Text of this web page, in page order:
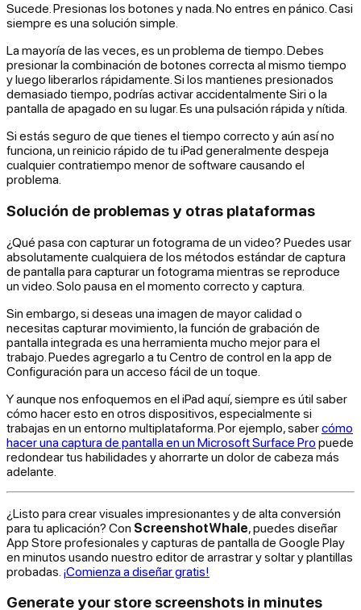
Sucede. Presionas los botones y nada. No entres en pánico. Casi
siempre es una solución simple.
La mayoría de las veces, es un problema de tiempo. Debes
presionar la combinación de botones correcta al mismo tiempo
y luego liberarlos rápidamente. Si los mantienes presionados
demasiado tiempo, podrías activar accidentalmente Siri o la
pantalla de apagado en su lugar. Es una pulsación rápida y nítida.
Si estás seguro de que tienes el tiempo correcto y aún así no
funciona, un reinicio rápido de tu iPad generalmente despeja
cualquier contratiempo menor de software causando el
problema.
Solución de problemas y otras plataformas
¿Qué pasa con capturar un fotograma de un video? Puedes usar
absolutamente cualquiera de los métodos estándar de captura
de pantalla para capturar un fotograma mientras se reproduce
un video. Solo pausa en el momento correcto y captura.
Sin embargo, si deseas una imagen de mayor calidad o
necesitas capturar movimiento, la función de grabación de
pantalla integrada es una herramienta mucho mejor para el
trabajo. Puedes agregarlo a tu Centro de control en la app de
Configuración para un acceso fácil de un toque.
Y aunque nos enfoquemos en el iPad aquí, siempre es útil saber
cómo hacer esto en otros dispositivos, especialmente si
trabajas en un entorno multiplataforma. Por ejemplo, sabercómo
hacer una captura de pantalla en un Microsoft Surface Pro puede
redondear tus habilidades y ahorrarte un dolor de cabeza más
adelante.
¿Listo para crear visuales impresionantes y de alta conversión
para tu aplicación? Con ScreenshotWhale, puedes diseñar
App Store profesionales y capturas de pantalla de Google Play
en minutos usando nuestro editor de arrastrar y soltar y plantillas
probadas. ¡Comienza a diseñar gratis!
Generate your store screenshots in minutes